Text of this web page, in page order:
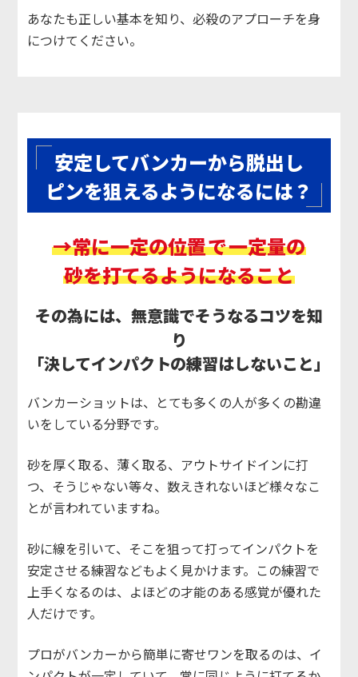
あなたも正しい基本を知り、必殺のアプローチを身
につけてください。
安定してバンカーから脱出し
ピンを狙えるようになるには？
→常に一定の位置で一定量の
砂を打てるようになること
その為には、無意識でそうなるコツを知
り
「決してインパクトの練習はしないこと」
バンカーショットは、とても多くの人が多くの勘違
いをしている分野です。
砂を厚く取る、薄く取る、アウトサイドインに打
つ、そうじゃない等々、数えきれないほど様々なこ
とが言われていますね。
砂に線を引いて、そこを狙って打ってインパクトを
安定させる練習などもよく見かけます。この練習で
上手くなるのは、よほどの才能のある感覚が優れた
人だけです。
プロがバンカーから簡単に寄せワンを取るのは、イ